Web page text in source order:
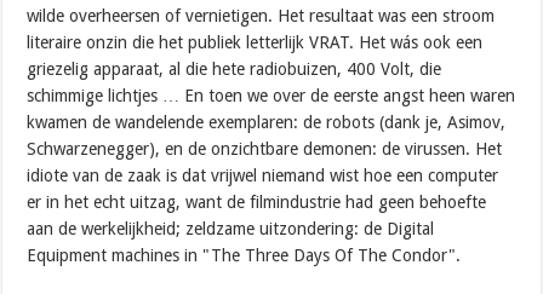
wilde overheersen of vernietigen. Het resultaat was een stroom
literaire onzin die het publiek letterlijk VRAT. Het wás ook een
griezelig apparaat, al die hete radiobuizen, 400 Volt, die
schimmige lichtjes … En toen we over de eerste angst heen waren
kwamen de wandelende exemplaren: de robots (dank je, Asimov,
Schwarzenegger), en de onzichtbare demonen: de virussen. Het
idiote van de zaak is dat vrijwel niemand wist hoe een computer
er in het echt uitzag, want de filmindustrie had geen behoefte
aan de werkelijkheid; zeldzame uitzondering: de Digital
Equipment machines in "The Three Days Of The Condor".